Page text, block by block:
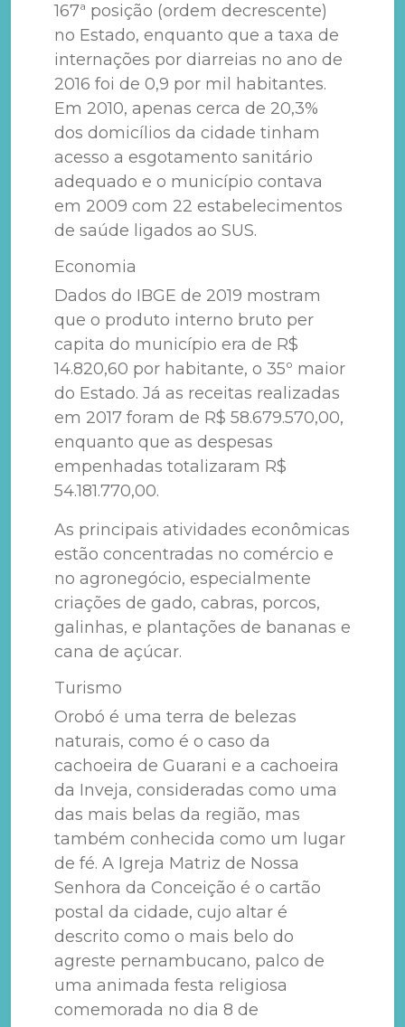
167ª posição (ordem decrescente)
no Estado, enquanto que a taxa de
internações por diarreias no ano de
2016 foi de 0,9 por mil habitantes.
Em 2010, apenas cerca de 20,3%
dos domicílios da cidade tinham
acesso a esgotamento sanitário
adequado e o município contava
em 2009 com 22 estabelecimentos
de saúde ligados ao SUS.
Economia
Dados do IBGE de 2019 mostram
que o produto interno bruto per
capita do município era de R$
14.820,60 por habitante, o 35º maior
do Estado. Já as receitas realizadas
em 2017 foram de R$ 58.679.570,00,
enquanto que as despesas
empenhadas totalizaram R$
54.181.770,00.
As principais atividades econômicas
estão concentradas no comércio e
no agronegócio, especialmente
criações de gado, cabras, porcos,
galinhas, e plantações de bananas e
cana de açúcar.
Turismo
Orobó é uma terra de belezas
naturais, como é o caso da
cachoeira de Guarani e a cachoeira
da Inveja, consideradas como uma
das mais belas da região, mas
também conhecida como um lugar
de fé. A Igreja Matriz de Nossa
Senhora da Conceição é o cartão
postal da cidade, cujo altar é
descrito como o mais belo do
agreste pernambucano, palco de
uma animada festa religiosa
comemorada no dia 8 de